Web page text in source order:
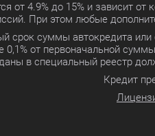
от 4.9% до 15% и зависит
При этом любые
срок суммы автокредита
от первоначальной
в специальный реестр
Кредит